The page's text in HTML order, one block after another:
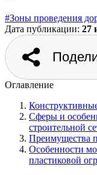
#Зоны проведения
Дата публикации: 27
Оглавление
Сферы и
строительной
Преимущества
Особенности
пластиковой